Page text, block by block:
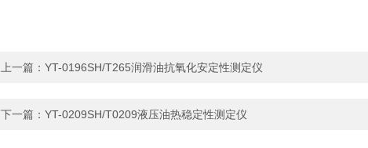
上一篇： YT-0196SH/T265润滑油抗氧化安定性测定仪
下一篇： YT-0209SH/T0209液压油热稳定性测定仪